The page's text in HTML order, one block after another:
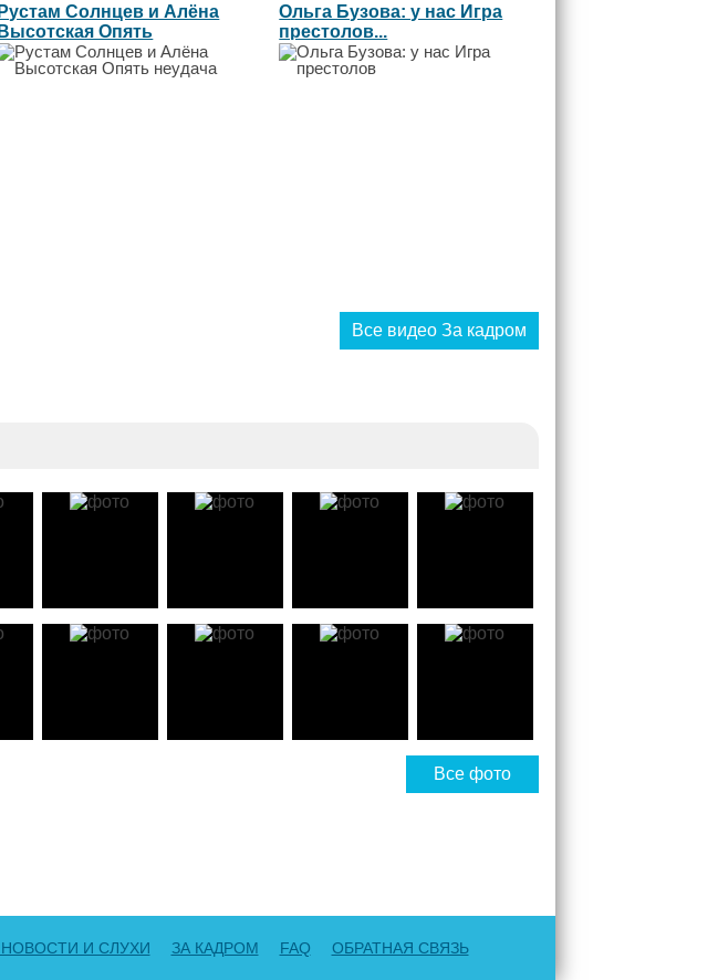
Рустам Солнцев и Алёна
Высотская Опять
Ольга Бузова: у нас Игра
престолов...
Все видео За кадром
Все фото
И СЛУХИ ЗА КАДРОМ FAQ ОБРАТНАЯ СВЯЗЬ